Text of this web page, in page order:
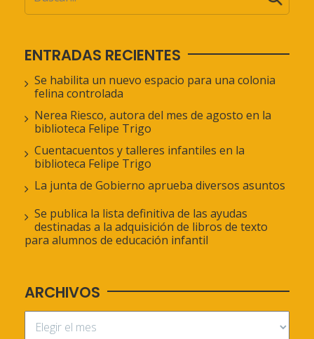
ENTRADAS RECIENTES
Se habilita un nuevo espacio para una colonia
felina controlada
Nerea Riesco, autora del mes de agosto en la
biblioteca Felipe Trigo
Cuentacuentos y talleres infantiles en la
biblioteca Felipe Trigo
La junta de Gobierno aprueba diversos asuntos
Se publica la lista definitiva de las ayudas
destinadas a la adquisición de libros de texto
para alumnos de educación infantil
ARCHIVOS